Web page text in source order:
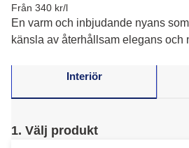
Från 340 kr/l
En varm och inbjudande nyans
känsla av återhållsam elegans och
Interiör
1. Välj produkt